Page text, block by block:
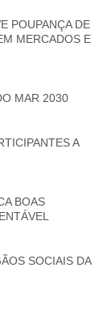
POUPANÇA DE
MERCADOS E
MAR 2030
A
BOAS
SOCIAIS DA